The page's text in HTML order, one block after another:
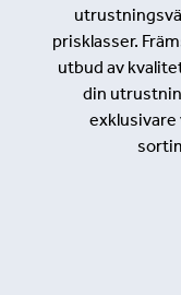
prisklasser.
utbud av
din
exklusivare